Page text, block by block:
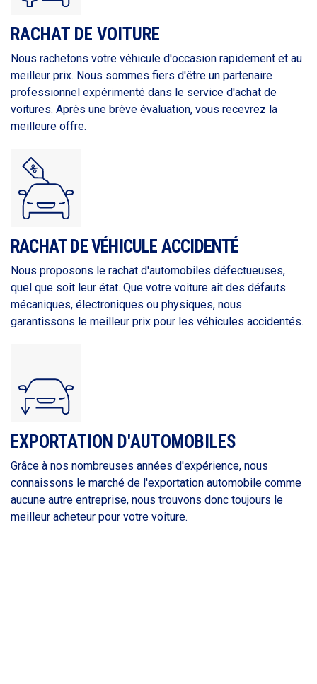
RACHAT DE VOITURE
Nous rachetons votre véhicule d'occasion rapidement et au
meilleur prix. Nous sommes fiers d'être un partenaire
professionnel expérimenté dans le service d'achat de
voitures. Après une brève évaluation, vous recevrez la
meilleure offre.
RACHAT DE VÉHICULE ACCIDENTÉ
Nous proposons le rachat d'automobiles défectueuses,
quel que soit leur état. Que votre voiture ait des défauts
mécaniques, électroniques ou physiques, nous
garantissons le meilleur prix pour les véhicules accidentés.
EXPORTATION D'AUTOMOBILES
Grâce à nos nombreuses années d'expérience, nous
connaissons le marché de l'exportation automobile comme
aucune autre entreprise, nous trouvons donc toujours le
meilleur acheteur pour votre voiture.